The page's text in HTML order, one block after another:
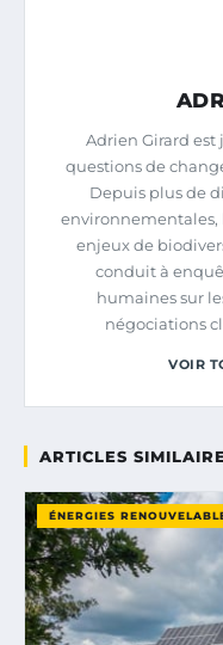
Adrien Girard est
questions de
Depuis plus de
environnementales,
enjeux de
conduit à
humaines sur
négociations
VOIR
ARTICLES
ÉNERGIES